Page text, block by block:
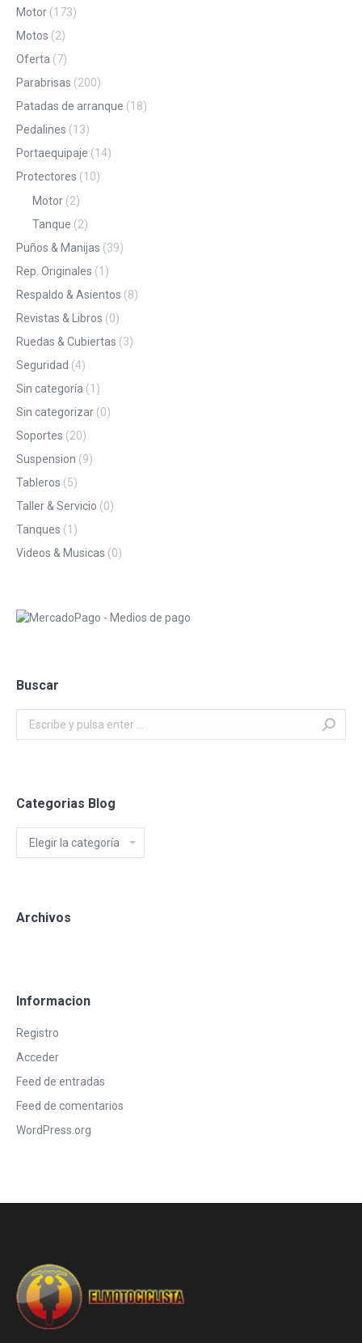
Motor (173)
Motos (2)
Oferta (7)
Parabrisas (200)
Patadas de arranque (18)
Pedalines (13)
Portaequipaje (14)
Protectores (10)
Motor (2)
Tanque (2)
Puños & Manijas (39)
Rep. Originales (1)
Respaldo & Asientos (8)
Revistas & Libros (0)
Ruedas & Cubiertas (3)
Seguridad (4)
Sin categoría (1)
Sin categorizar (0)
Soportes (20)
Suspension (9)
Tableros (5)
Taller & Servicio (0)
Tanques (1)
Videos & Musicas (0)
Buscar
Categorias Blog
Blog
Archivos
Informacion
Registro
Acceder
Feed de entradas
Feed de comentarios
WordPress.org